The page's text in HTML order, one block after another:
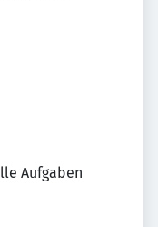
Aufgaben